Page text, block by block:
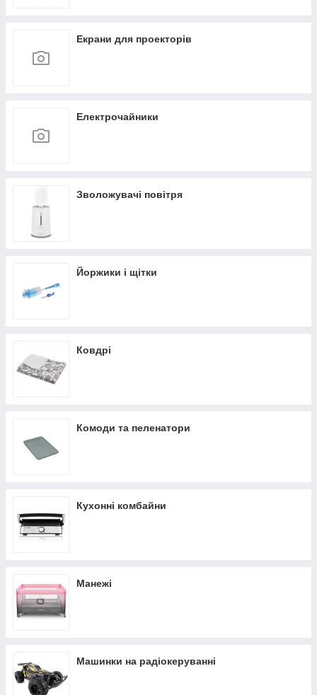
Екрани для проекторів
Електрочайники
Зволожувачі повітря
Йоржики і щітки
Ковдрі
Комоди та пеленатори
Кухонні комбайни
Манежі
Машинки на радіокеруванні